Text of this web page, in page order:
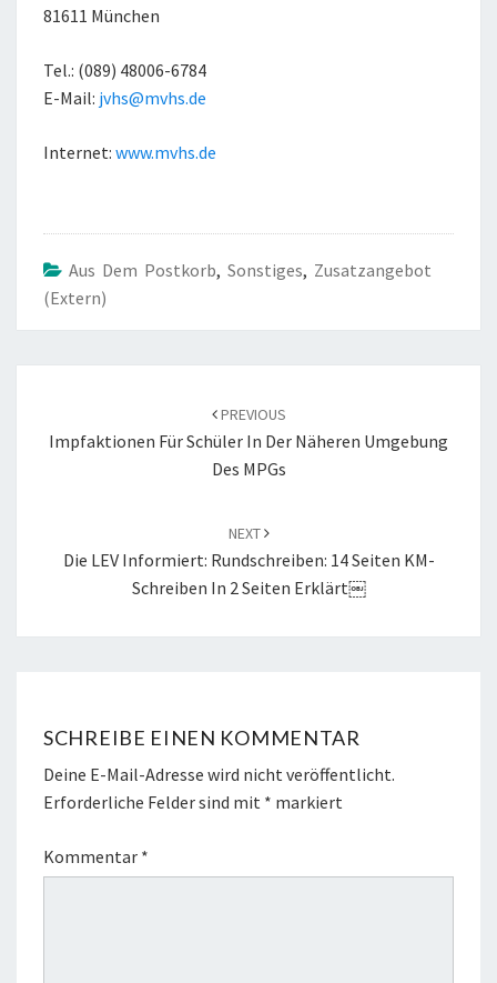
81611 München
Tel.: (089) 48006-6784
E-Mail: jvhs@mvhs.de
Internet: www.mvhs.de
Aus Dem Postkorb, Sonstiges, Zusatzangebot
(extern)
PREVIOUS
Impfaktionen Für Schüler In Der Näheren Umgebung
Des MPGs
NEXT
Die LEV Informiert: Rundschreiben: 14 Seiten KM-
Schreiben In 2 Seiten Erklärt￼
SCHREIBE EINEN KOMMENTAR
Deine E-Mail-Adresse wird nicht veröffentlicht.
Erforderliche Felder sind mit * markiert
Kommentar *